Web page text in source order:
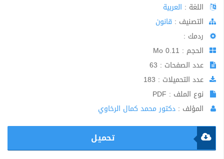
اللغة : العربية
اﻟﺘﺼﻨﻴﻒ : قانون
ردمك :
الحجم : 0.11 Mo
عدد الصفحات : 63
عدد التحميلات : 183
نوع الملف : PDF
المؤلف : دكتور محمد كمال الرخاوي
تحميل